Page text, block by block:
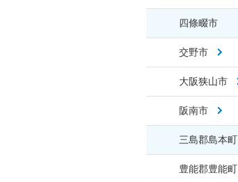
四條畷市
交野市
大阪狭山市
阪南市
三島郡島本町
豊能郡豊能町